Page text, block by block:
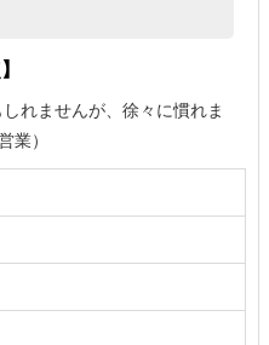
れませんが、徐々に慣れま
業）